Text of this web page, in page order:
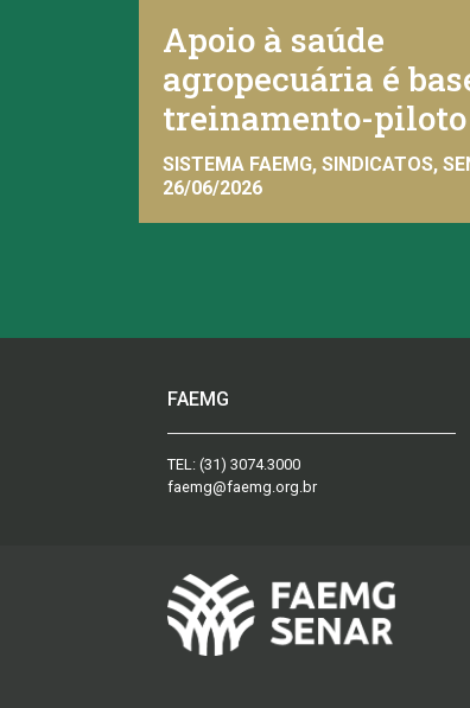
Apoio à saúde
agropecuária é
treinamento-piloto
SISTEMA FAEMG, SINDICATOS,
26/06/2026
FAEMG
TEL: (31) 3074.3000
faemg@faemg.org.br